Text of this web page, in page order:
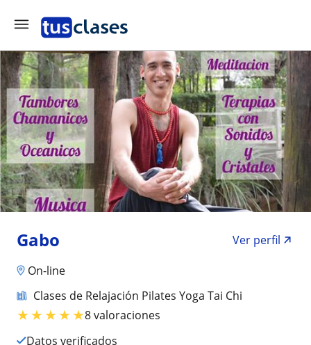
Gabo
Ver perfil
On-line
Clases de Relajación Pilates Yoga Tai Chi
★★★★★8 valoraciones
Datos verificados